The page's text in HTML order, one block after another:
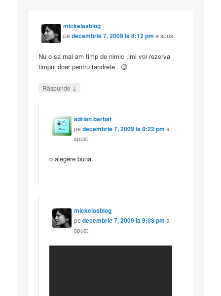
mickelasblog
pedecembrie 7, 2009 la 8:12 pm a spus:
Nu o sa mai am timp de nimic ,imi voi rezerva
timpul doar pentru tandrete . 😉
Răspunde ↓
adrian barbat
pedecembrie 7, 2009 la 8:22 pm a
spus:
o alegere buna
mickelasblog
pedecembrie 7, 2009 la 9:03 pm a
spus: